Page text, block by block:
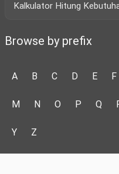
Kalkulator Hitung
Browse by prefix
A B C D E F
M N O P Q
Y Z